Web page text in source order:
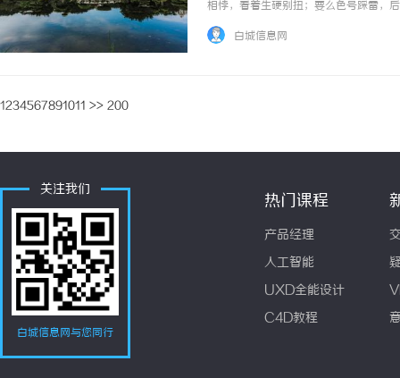
相悖，看着生硬别扭；要么色号踩雷，
特质。久匠不靠审美预判、不靠肉眼估
白城信息网
1234567891011 >> 200
关注我们
白城信息网与您同行
热门课程
产品经理
人工智能
UXD全能设计
C4D教程